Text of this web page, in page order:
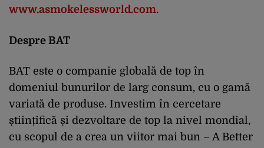
www.asmokelessworld.com.
Despre BAT
BAT este o companie globală de top în
domeniul bunurilor de larg consum, cu o gamă
variată de produse. Investim în cercetare
științifică și dezvoltare de top la nivel mondial,
cu scopul de a crea un viitor mai bun – A Better